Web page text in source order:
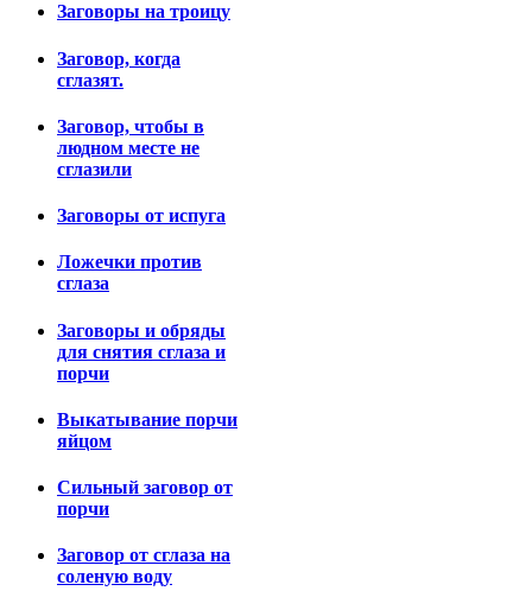
Заговоры на троицу
Заговор, когда
сглазят.
Заговор, чтобы в
людном месте не
сглазили
Заговоры от испуга
Ложечки против
сглаза
Заговоры и обряды
для снятия сглаза и
порчи
Выкатывание порчи
яйцом
Сильный заговор от
порчи
Заговор от сглаза на
соленую воду